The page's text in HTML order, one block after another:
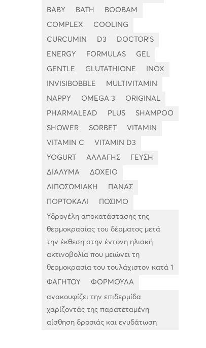
BABY BATH BOOBAM
COMPLEX COOLING
CURCUMIN D3 DOCTOR'S
ENERGY FORMULAS GEL
GENTLE GLUTATHIONE INOX
INVISIBOBBLE MULTIVITAMIN
NAPPY OMEGA 3 ORIGINAL
PHARMALEAD PLUS SHAMPOO
SHOWER SORBET VITAMIN
VITAMIN C VITAMIN D3
YOGURT ΑΛΛΑΓΗΣ ΓΕΥΣΗ
ΔΙΑΛΥΜΑ ΔΟΧΕΙΟ
ΛΙΠΟΣΩΜΙΑΚΗ ΠΑΝΑΣ
ΠΟΡΤΟΚΑΛΙ ΠΟΣΙΜΟ
Υδρογέλη αποκατάστασης της
θερμοκρασίας του δέρματος μετά
την έκθεση στην έντονη ηλιακή
ακτινοβολία που μειώνει τη
θερμοκρασία του τουλάχιστον κατά 1
ΦΑΓΗΤΟΥ ΦΟΡΜΟΥΛΑ
ανακουφίζει την επιδερμίδα
χαρίζοντάς της παρατεταμένη
αίσθηση δροσιάς και ενυδάτωση